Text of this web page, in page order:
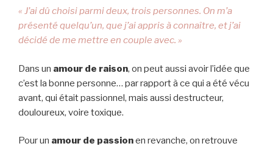
« J’ai dû choisi parmi deux, trois personnes. On m’a
présenté quelqu’un, que j’ai appris à connaître, et j’ai
décidé de me mettre en couple avec. »
Dans un amour de raison, on peut aussi avoir l’idée que
c’est la bonne personne… par rapport à ce qui a été vécu
avant, qui était passionnel, mais aussi destructeur,
douloureux, voire toxique.
Pour un amour de passionen revanche, on retrouve